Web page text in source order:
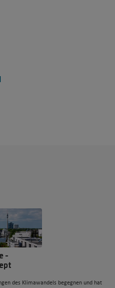
-
des Klimawandels begegnen und hat